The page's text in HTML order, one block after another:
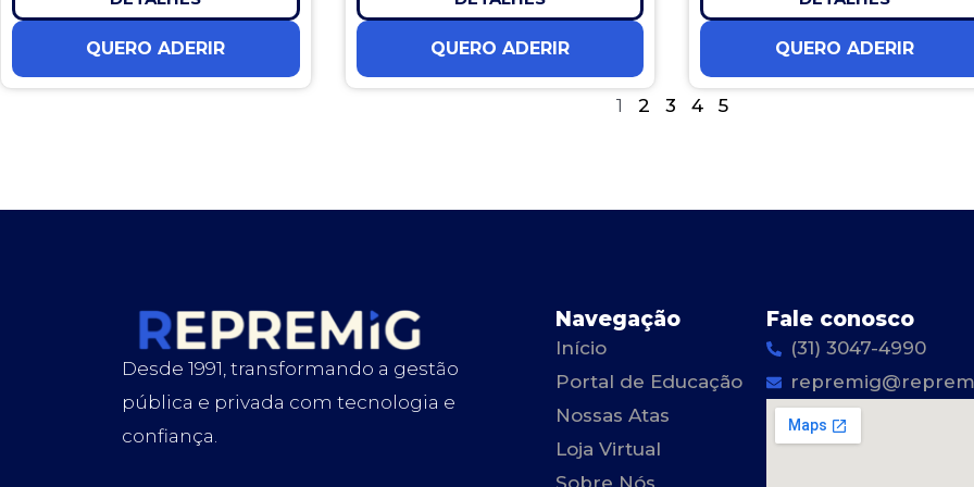
QUERO ADERIR QUERO ADERIR QUERO ADERIR
1 2 3 4 5
Desde 1991, transformando a gestão
pública e privada com tecnologia e
confiança.
Navegação
Início
Portal de Educação
Nossas Atas
Loja Virtual
Fale conosco
(31) 3047-4990